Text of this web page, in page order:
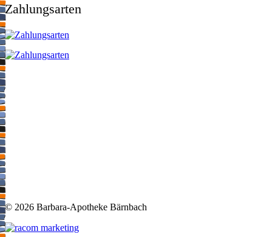
Zahlungsarten
© 2026 Barbara-Apotheke Bärnbach